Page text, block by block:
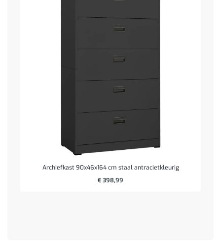
Archiefkast 90x46x164 cm staal antracietkleurig
€398,99